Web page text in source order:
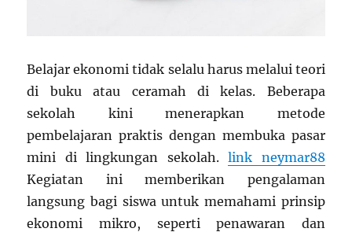
Belajar ekonomi tidak selalu harus melalui teori
di buku atau ceramah di kelas. Beberapa
sekolah kini menerapkan metode
pembelajaran praktis dengan membuka pasar
mini di lingkungan sekolah.link neymar88
Kegiatan ini memberikan pengalaman
langsung bagi siswa untuk memahami prinsip
ekonomi mikro, seperti penawaran dan